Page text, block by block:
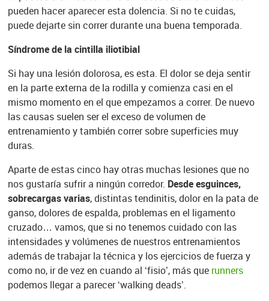
pueden hacer aparecer esta dolencia. Si no te cuidas,
puede dejarte sin correr durante una buena temporada.
Síndrome de la cintilla iliotibial
Si hay una lesión dolorosa, es esta. El dolor se deja sentir
en la parte externa de la rodilla y comienza casi en el
mismo momento en el que empezamos a correr. De nuevo
las causas suelen ser el exceso de volumen de
entrenamiento y también correr sobre superficies muy
duras.
Aparte de estas cinco hay otras muchas lesiones que no
nos gustaría sufrir a ningún corredor. Desde esguinces,
sobrecargas varias, distintas tendinitis, dolor en la pata de
ganso, dolores de espalda, problemas en el ligamento
cruzado… vamos, que si no tenemos cuidado con las
intensidades y volúmenes de nuestros entrenamientos
además de trabajar la técnica y los ejercicios de fuerza y
como no, ir de vez en cuando al ‘fisio’, más que runners
podemos llegar a parecer ‘walking deads’.